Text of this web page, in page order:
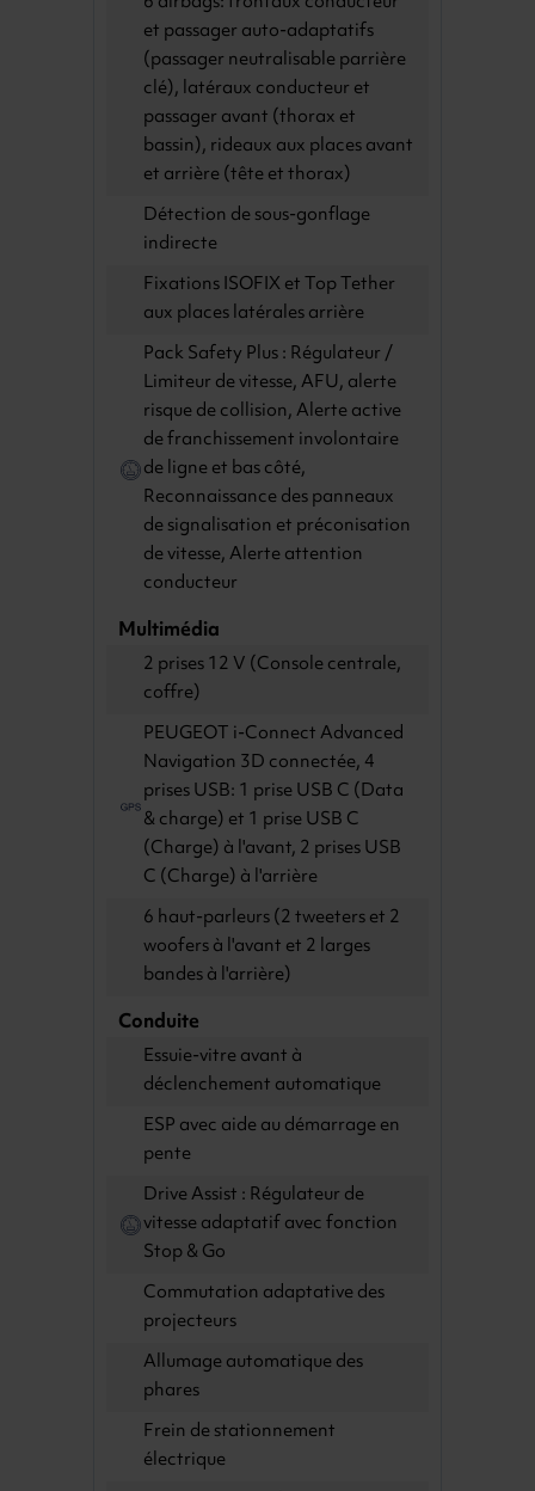
et passager auto-adaptatifs
(passager neutralisable parrière
clé), latéraux conducteur et
passager avant (thorax et
bassin), rideaux aux places avant
et arrière (tête et thorax)
Détection de sous-gonflage
indirecte
Fixations ISOFIX et Top Tether
aux places latérales arrière
Pack Safety Plus : Régulateur /
Limiteur de vitesse, AFU, alerte
risque de collision, Alerte active
de franchissement involontaire
de ligne et bas côté,
Reconnaissance des panneaux
de signalisation et préconisation
de vitesse, Alerte attention
conducteur
Multimédia
2 prises 12 V (Console centrale,
coffre)
PEUGEOT i-Connect Advanced
Navigation 3D connectée, 4
prises USB: 1 prise USB C (Data
& charge) et 1 prise USB C
(Charge) à l'avant, 2 prises USB
C (Charge) à l'arrière
6 haut-parleurs (2 tweeters et 2
woofers à l'avant et 2 larges
bandes à l'arrière)
Conduite
Essuie-vitre avant à
déclenchement automatique
ESP avec aide au démarrage en
pente
Drive Assist : Régulateur de
vitesse adaptatif avec fonction
Stop & Go
Commutation adaptative des
projecteurs
Allumage automatique des
phares
Frein de stationnement
électrique